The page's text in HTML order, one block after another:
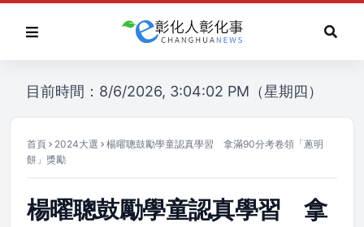
目前時間：8/6/2026, 3:04:02 PM（星期四）
首頁 2024大選
楊曜聰鼓勵學童認真學習 拿滿90分考卷領「蔥明
餅」獎勵
楊曜聰鼓勵學童認真學習 拿